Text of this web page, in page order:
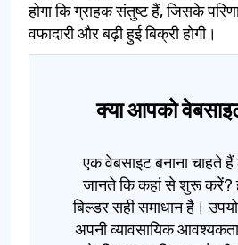
होगा कि ग्राहक संतुष्ट हैं, जिसके
वफादारी और बढ़ी हुई बिक्री होगी।
क्या आपको
एक वेबसाइट बनाना चाहते
जानते कि कहां से शुरू करें?
बिल्डर सही समाधान है।
अपनी व्यावसायिक